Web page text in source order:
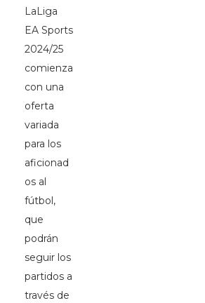
LaLiga
EA Sports
2024/25
comienza
con una
oferta
variada
para los
aficionad
os al
fútbol,
que
podrán
seguir los
partidos a
través de